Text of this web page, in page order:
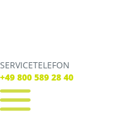
SERVICETELEFON
+49 800 589 28 40
SERVICE TELEFON
+49 800 589 28 40